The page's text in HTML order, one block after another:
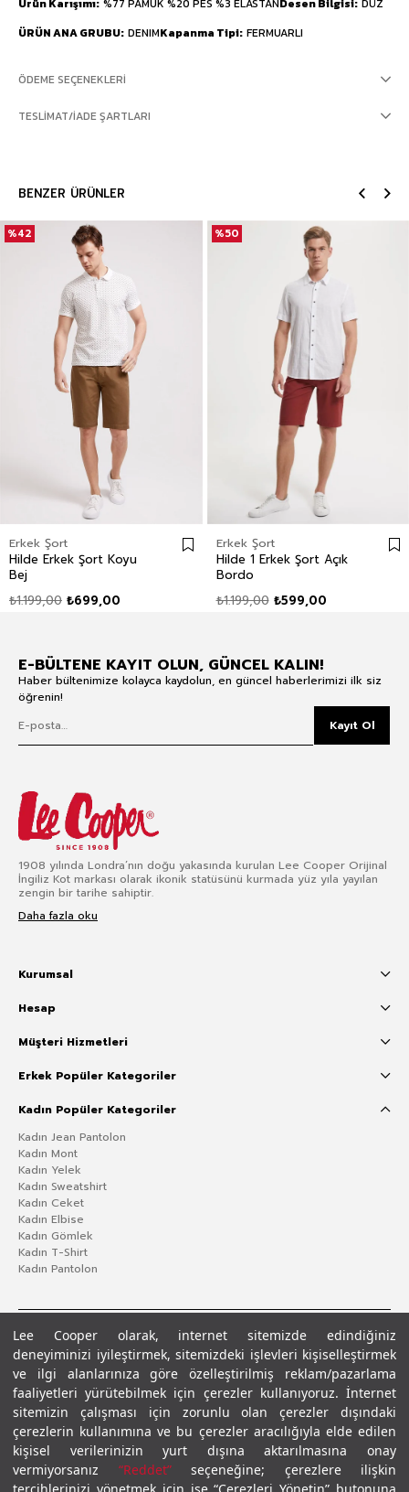
Lee Cooper olarak, internet sitemizde edindiğiniz
deneyiminizi iyileştirmek, sitemizdeki işlevleri kişiselleştirmek
ve ilgi alanlarınıza göre özelleştirilmiş reklam/pazarlama
faaliyetleri yürütebilmek için çerezler kullanıyoruz. İnternet
sitemizin çalışması için zorunlu olan çerezler dışındaki
çerezlerin kullanımına ve bu çerezler aracılığıyla elde edilen
kişisel verilerinizin yurt dışına aktarılmasına onay
vermiyorsanız “Reddet”seçeneğine; çerezlere ilişkin
Ürün Karışımı %77 PAMUK %20 PES %3 ELASTANDesen Bilgisi DÜZ
ÜRÜN ANA GRUBU DENIMKapanma Tipi FERMUARLI
ÖDEME SEÇENEKLERI
TESLIMAT/İADE ŞARTLARI
BENZER ÜRÜNLER
Erkek Şort
Hilde Erkek Şort Koyu
Bej
₺699,00
₺1.199,00
%42
Erkek Şort
Hilde 1 Erkek Şort Açık
Bordo
₺599,00
₺1.199,00
%50
E-BÜLTENE KAYIT OLUN, GÜNCEL KALIN!
Haber bültenimize kolayca kaydolun, en güncel haberlerimizi ilk siz
öğrenin!
Kayıt Ol
1908 yılında Londra’nın doğu yakasında kurulan Lee Cooper Orijinal
İngiliz Kot markası olarak ikonik statüsünü kurmada yüz yıla yayılan
zengin bir tarihe sahiptir.
Daha fazla oku
Kurumsal
Hesap
Müşteri Hizmetleri
Erkek Popüler Kategoriler
Kadın Popüler Kategoriler
Kadın Jean Pantolon
Kadın Mont
Kadın Yelek
Kadın Sweatshirt
Kadın Ceket
Kadın Elbise
Kadın Gömlek
Kadın T-Shirt
Kadın Pantolon
Gizlilik PolitikasıÇerez Politikası KVKK Aydınlatma MetniŞartlar ve Koşullar
© 2026 Leecooper - Tüm Hakları Saklıdır.